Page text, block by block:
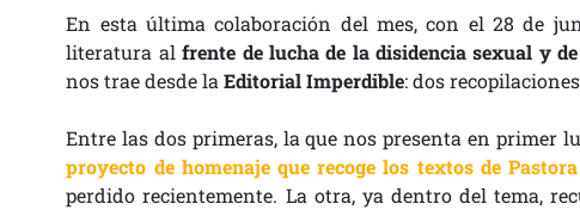
En esta última colaboración del mes, con el 28 de
literatura alfrente de lucha de la disidencia sexual y
nos trae desde laEditorial Imperdible: dos
Entre las dos primeras, la que nos presenta en primer
proyecto de homenaje que recoge los textos de
perdido recientemente. La otra, ya dentro del tema,